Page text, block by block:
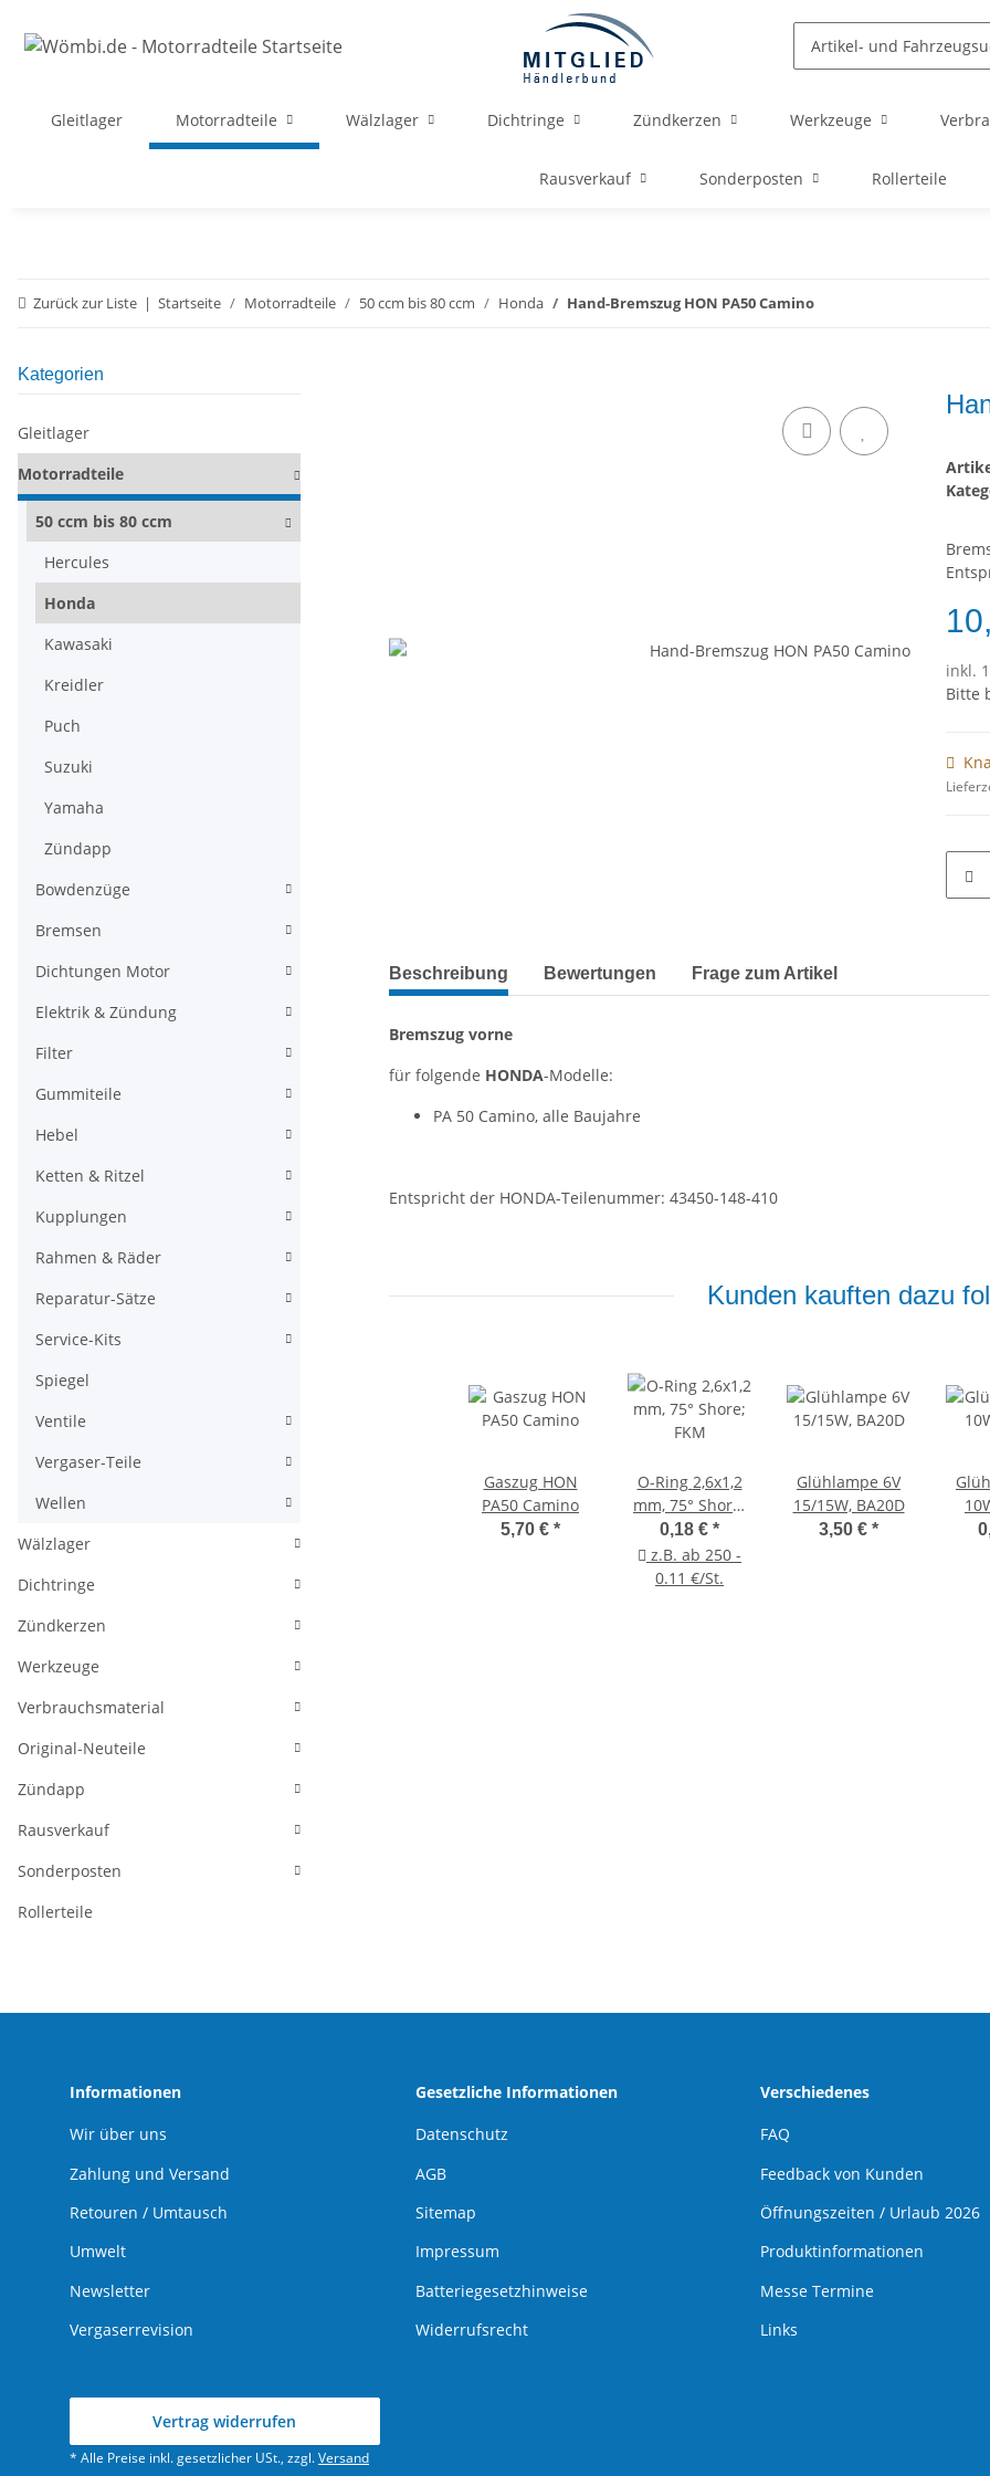
Gleitlager Motorradteile Wälzlager Dichtringe Zündkerzen Werkzeuge
Rausverkauf Sonderposten Rollerteile
Zurück zur Liste Startseite Motorradteile 50 ccm bis 80 ccm Honda Hand-Bremszug HON PA50 Camino
inkl.
Bitte
weitere Registerkarten anzeigen
Beschreibung Bewertungen Frage zum Artikel
Bremszug vorne
für folgende HONDA-Modelle:
PA 50 Camino, alle Baujahre
Entspricht der HONDA-Teilenummer: 43450-148-410
Kunden kauften dazu
Gaszug HON
PA50 Camino
5,70 € *
O-Ring 2,6x1,2
mm, 75° Shore;
FKM
0,18 € *
z.B. ab 250 -
0.11 €/St.
Glühlampe 6V
15/15W, BA20D
3,50 € *
Kategorien
Gleitlager
Motorradteile
50 ccm bis 80 ccm
Hercules
Honda
Kawasaki
Kreidler
Puch
Suzuki
Yamaha
Zündapp
Bowdenzüge
Bremsen
Dichtungen Motor
Elektrik & Zündung
Filter
Gummiteile
Hebel
Ketten & Ritzel
Kupplungen
Rahmen & Räder
Reparatur-Sätze
Service-Kits
Spiegel
Ventile
Vergaser-Teile
Wellen
Wälzlager
Dichtringe
Zündkerzen
Werkzeuge
Verbrauchsmaterial
Original-Neuteile
Zündapp
Rausverkauf
Sonderposten
Rollerteile
Informationen
Wir über uns
Zahlung und Versand
Retouren / Umtausch
Umwelt
Newsletter
Vergaserrevision
Gesetzliche Informationen
Datenschutz
AGB
Sitemap
Impressum
Batteriegesetzhinweise
Widerrufsrecht
Verschiedenes
FAQ
Feedback von Kunden
Öffnungszeiten / Urlaub 2026
Produktinformationen
Messe Termine
Links
Vertrag widerrufen
* Alle Preise inkl. gesetzlicher USt., zzgl.Versand